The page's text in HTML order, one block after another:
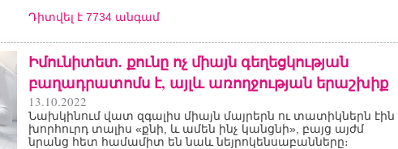
Դիտվել է 7734 անգամ
Իմունիտետ. քունը ոչ միայն գեղեցկության
բաղադրատոմս է, այլև առողջության երաշխիք
13.10.2022
Նախկինում վատ զգալիս միայն մայրերն ու տատիկներն էին
խորհուրդ տալիս «քնի, և ամեն ինչ կանցնի», բայց այժմ
նրանց հետ համամիտ են նաև նեյրոկենսաբանները։